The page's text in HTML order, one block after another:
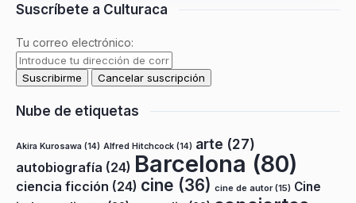
Suscríbete a Culturaca
Tu correo electrónico:
Nube de etiquetas
Akira Kurosawa (14) Alfred Hitchcock (14) arte (27)
autobiografía (24) Barcelona (80)
ciencia ficción (24) cine (36) cine de autor(15) Cine